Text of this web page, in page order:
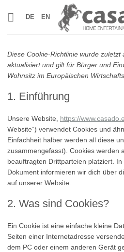
DE EN
Diese Cookie-Richtlinie wurde zuletzt
aktualisiert und gilt für Bürger und
Wohnsitz im Europäischen
1. Einführung
Unsere Website, https://
Website“) verwendet Cookies und
Einfachheit halber werden all diese
zusammengefasst). Cookies werden
beauftragten Drittparteien platziert.
Dokument informieren wir dich über
auf unserer Website.
2. Was sind Cookies?
Ein Cookie ist eine einfache kleine
Seiten einer Internetadresse
dem PC oder einem anderen Gerät